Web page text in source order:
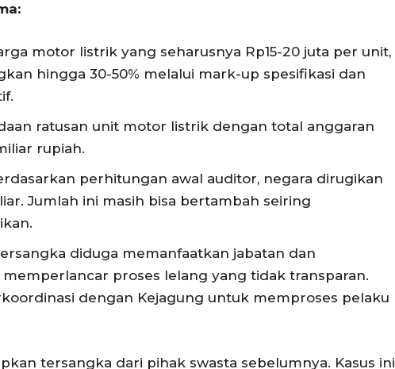
motor listrik yang seharusnya Rp15-20 juta per unit,
hingga 30-50% melalui mark-up spesifikasi dan
ratusan unit motor listrik dengan total anggaran
rupiah.
perhitungan awal auditor, negara dirugikan
Jumlah ini masih bisa bertambah seiring
diduga memanfaatkan jabatan dan
proses lelang yang tidak transparan.
dengan Kejagung untuk memproses pelaku
tersangka dari pihak swasta sebelumnya. Kasus ini